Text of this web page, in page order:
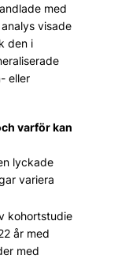
med
visade
den i
eller
varför kan
lyckade
variera
kohortstudie
år med
med